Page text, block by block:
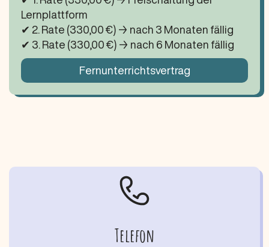
Lernplattform
✔ 2. Rate (330,00 €) → nach 3 Monaten fällig
✔ 3. Rate (330,00 €) → nach 6 Monaten fällig
Fernunterrichtsvertrag
Telefon